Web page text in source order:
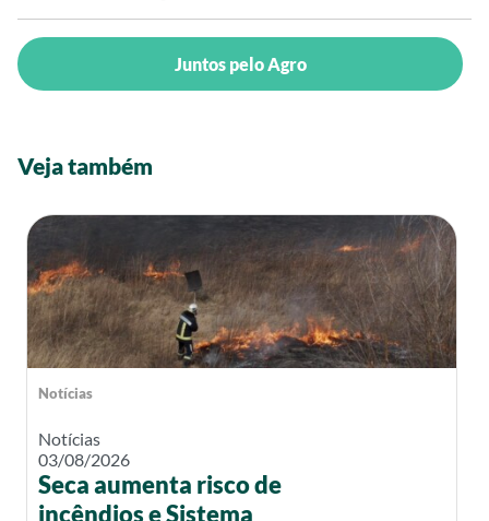
Juntos pelo Agro
Veja também
Notícias
Notícias
03/08/2026
Seca aumenta risco de
incêndios e Sistema